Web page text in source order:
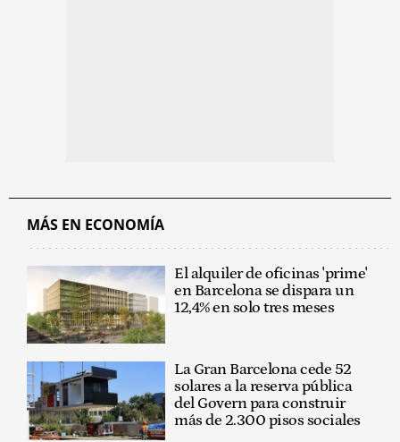
MÁS EN ECONOMÍA
El alquiler de oficinas 'prime'
en Barcelona se dispara un
12,4% en solo tres meses
La Gran Barcelona cede 52
solares a la reserva pública
del Govern para construir
más de 2.300 pisos sociales